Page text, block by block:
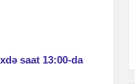
saat 13:00-da